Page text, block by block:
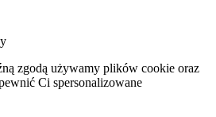
zgodą używamy plików cookie oraz
Ci spersonalizowane